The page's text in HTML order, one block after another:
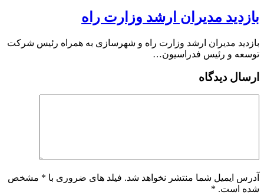
بازدید مدیران ارشد وزارت راه
بازدید مدیران ارشد وزارت راه و شهرسازی به همراه رئیس شرکت
توسعه و رئیس فدراسیون…
ارسال دیدگاه
آدرس ایمیل شما منتشر نخواهد شد. فیلد های ضروری با * مشخص
شده است. *